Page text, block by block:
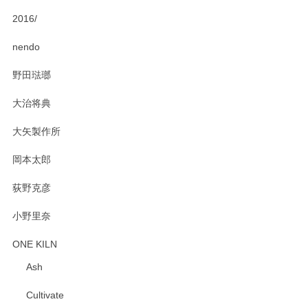
2016/
nendo
野田琺瑯
大治将典
大矢製作所
岡本太郎
荻野克彦
小野里奈
ONE KILN
Ash
Cultivate